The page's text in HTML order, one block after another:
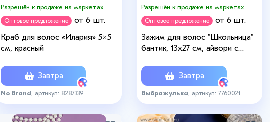
Разрешён к продаже на маркетах
Оптовое предложение
от 6 шт.
Краб для волос «Илария» 5×5
см, красный
Завтра
No Brand , артикул: 8287339
Разрешён к продаже на маркетах
Оптовое предложение
от 6 шт.
Зажим для волос "Школьница"
бантик, 13х27 см, айвори с
Завтра
Выбражулька , артикул: 7760021